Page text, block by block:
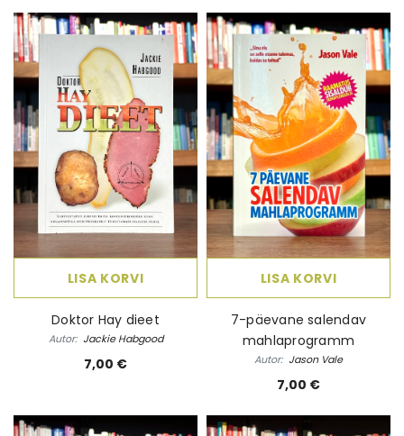
LISA KORVI
Doktor Hay dieet
Autor: Jackie Habgood
7,00 €
LISA KORVI
7-päevane salendav
mahlaprogramm
Autor: Jason Vale
7,00 €